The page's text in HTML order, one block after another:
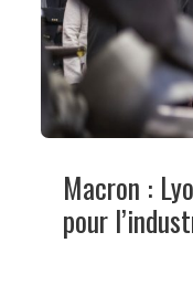
Macron :
pour